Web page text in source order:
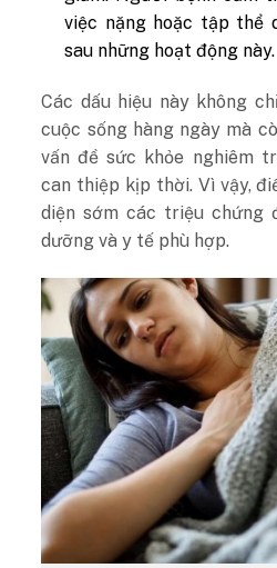
việc nặng hoặc tập thể
sau những hoạt động này.
Các dấu hiệu này không
cuộc sống hàng ngày mà
vấn đề sức khỏe nghiêm
can thiệp kịp thời. Vì vậy,
diện sớm các triệu chứng
dưỡng và y tế phù hợp.